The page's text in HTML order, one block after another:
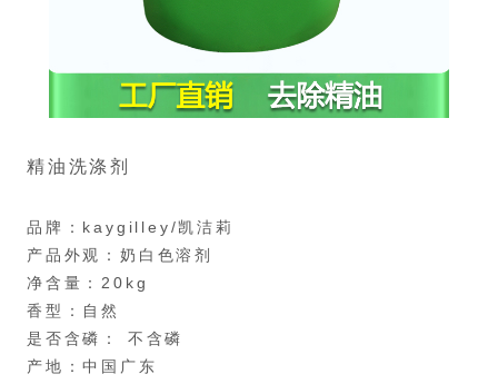
精油洗涤剂
品牌：kaygilley/凯洁莉
产品外观：奶白色溶剂
净含量：20kg
香型：自然
是否含磷： 不含磷
产地：中国广东